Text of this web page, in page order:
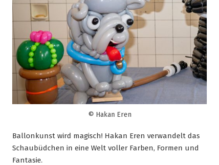
© Hakan Eren
Ballonkunst wird magisch! Hakan Eren verwandelt das
Schaubüdchen in eine Welt voller Farben, Formen und
Fantasie.